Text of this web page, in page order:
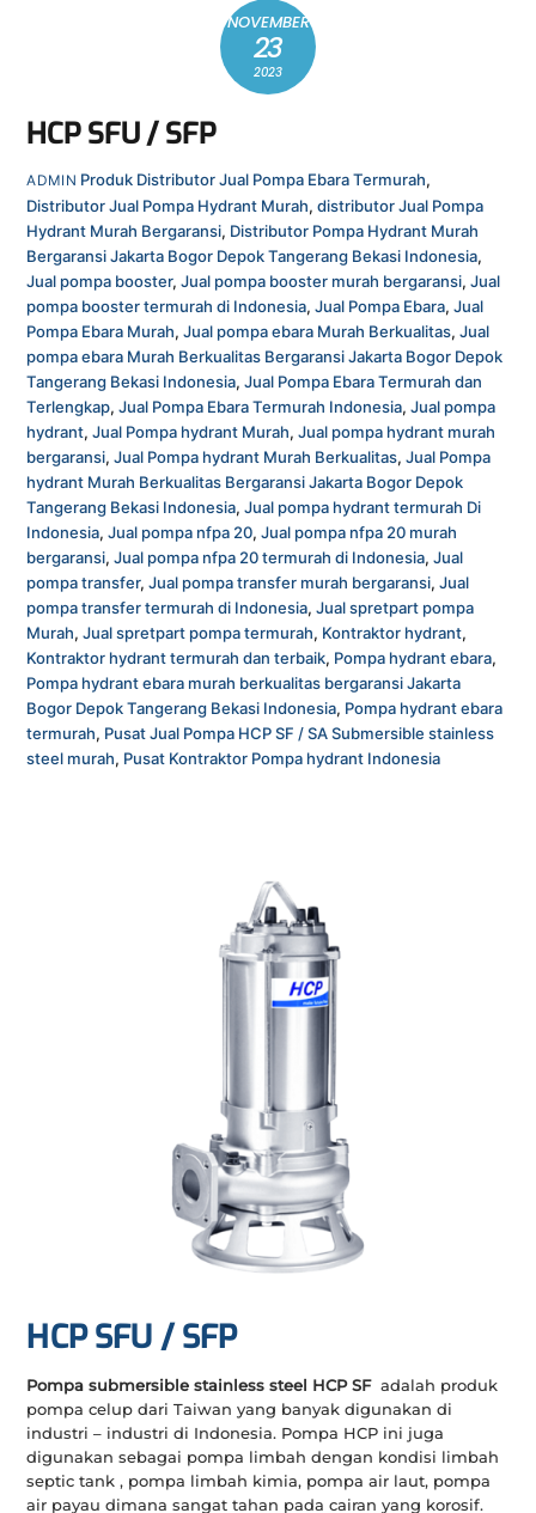
NOVEMBER
23
2023
HCP SFU / SFP
ADMIN Produk Distributor Jual Pompa Ebara Termurah,
Distributor Jual Pompa Hydrant Murah,distributor Jual Pompa
Hydrant Murah Bergaransi, Distributor Pompa Hydrant Murah
Bergaransi Jakarta Bogor Depok Tangerang Bekasi Indonesia,
Jual pompa booster,Jual pompa booster murah bergaransi,Jual
pompa booster termurah di Indonesia,Jual Pompa Ebara,Jual
Pompa Ebara Murah,Jual pompa ebara Murah Berkualitas,Jual
pompa ebara Murah Berkualitas Bergaransi Jakarta Bogor Depok
Tangerang Bekasi Indonesia,Jual Pompa Ebara Termurah dan
Terlengkap,Jual Pompa Ebara Termurah Indonesia,Jual pompa
hydrant,Jual Pompa hydrant Murah,Jual pompa hydrant murah
bergaransi,Jual Pompa hydrant Murah Berkualitas,Jual Pompa
hydrant Murah Berkualitas Bergaransi Jakarta Bogor Depok
Tangerang Bekasi Indonesia,Jual pompa hydrant termurah Di
Indonesia,Jual pompa nfpa 20,Jual pompa nfpa 20 murah
bergaransi,Jual pompa nfpa 20 termurah di Indonesia,Jual
pompa transfer,Jual pompa transfer murah bergaransi,Jual
pompa transfer termurah di Indonesia,Jual spretpart pompa
Murah,Jual spretpart pompa termurah, Kontraktor hydrant,
Kontraktor hydrant termurah dan terbaik, Pompa hydrant ebara,
Pompa hydrant ebara murah berkualitas bergaransi Jakarta
Bogor Depok Tangerang Bekasi Indonesia, Pompa hydrant ebara
termurah, Pusat Jual Pompa HCP SF / SA Submersible stainless
steel murah, Pusat Kontraktor Pompa hydrant Indonesia
HCP SFU / SFP
Pompa submersible stainless steel HCP SF adalah produk
pompa celup dari Taiwan yang banyak digunakan di
industri – industri di Indonesia. Pompa HCP ini juga
digunakan sebagai pompa limbah dengan kondisi limbah
septic tank , pompa limbah kimia, pompa air laut, pompa
air payau dimana sangat tahan pada cairan yang korosif.